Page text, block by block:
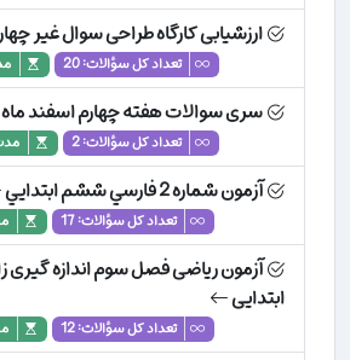
ارزشیابی کارگاه طراحی سوال غیر
تعداد کل سؤالات: 20
سری سوالات هفته چهارم اسفند ماه
تعداد کل سؤالات: 2 مدت
آزمون شماره 2 فارسي ششم ابتدايي
تعداد کل سؤالات: 17
آزمون ریاضی فصل سوم اندازه
ابتدایی
تعداد کل سؤالات: 12